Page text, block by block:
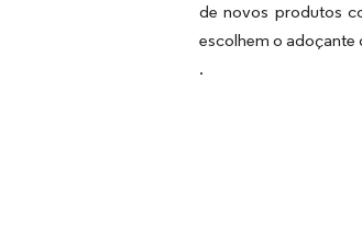
de novos produtos
escolhem o adoçante
.